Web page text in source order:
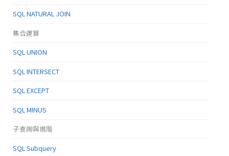
SQL NATURAL JOIN
集合運算
SQL UNION
SQL INTERSECT
SQL EXCEPT
SQL MINUS
子查詢與進階
SQL Subquery